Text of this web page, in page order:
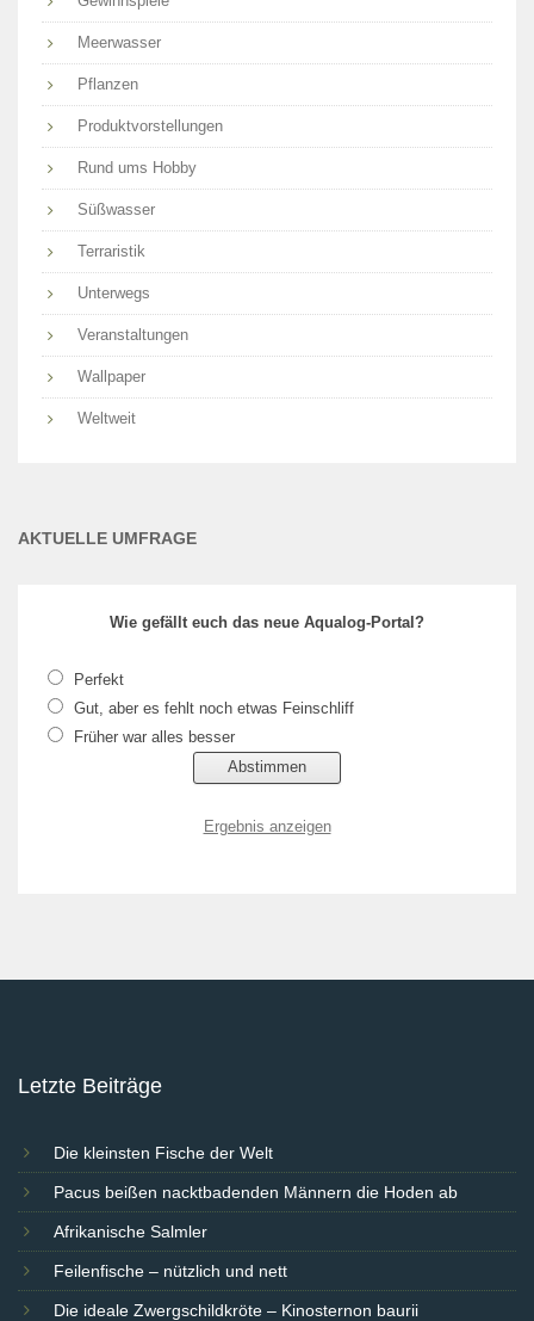
Meerwasser
Pflanzen
Produktvorstellungen
Rund ums Hobby
Süßwasser
Terraristik
Unterwegs
Veranstaltungen
Wallpaper
Weltweit
AKTUELLE UMFRAGE
Wie gefällt euch das neue Aqualog-Portal?
Perfekt
Gut, aber es fehlt noch etwas Feinschliff
Früher war alles besser
Ergebnis anzeigen
Letzte Beiträge
Die kleinsten Fische der Welt
Pacus beißen nacktbadenden Männern die Hoden ab
Afrikanische Salmler
Feilenfische – nützlich und nett
Die ideale Zwergschildkröte – Kinosternon baurii